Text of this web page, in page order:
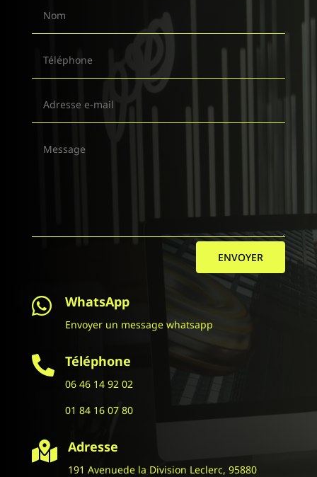
ENVOYER
 WhatsApp
Envoyer un message whatsapp
 Téléphone
06 46 14 92 02
01 84 16 07 80
 Adresse
191 Avenuede la Division Leclerc, 95880